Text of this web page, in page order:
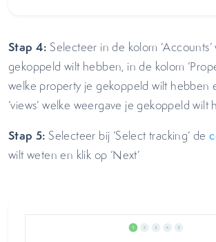
Stap 4:Selecteer in de kolom
gekoppeld wilt hebben, in de kolom
welke property je gekoppeld wilt hebben
‘views’ welke weergave je gekoppeld wilt
Stap 5:Selecteer bij ‘Select tracking’ de
wilt weten en klik op ‘Next’